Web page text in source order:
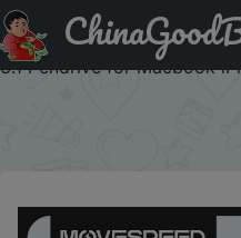
Промокод на скидку
Type C Flash Drive 64GB
3.1 Pendrive for Macbook